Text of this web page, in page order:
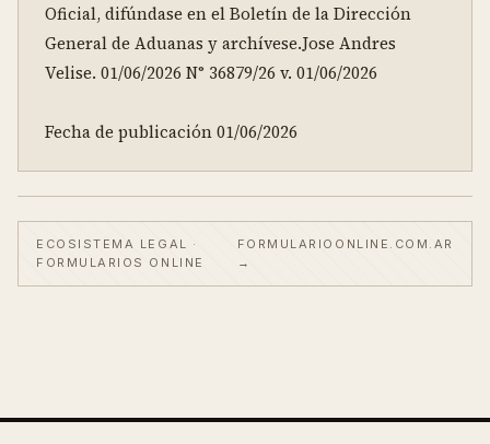
Oficial, difúndase en el Boletín de la Dirección
General de Aduanas y archívese.Jose Andres
Velise. 01/06/2026 N° 36879/26 v. 01/06/2026
Fecha de publicación 01/06/2026
ECOSISTEMA LEGAL ·
FORMULARIOS ONLINE
FORMULARIOONLINE.COM.AR
→